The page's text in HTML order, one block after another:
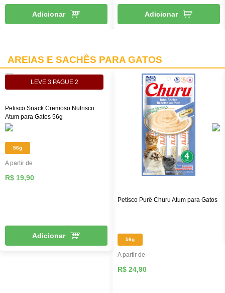
Adicionar Adicionar
AREIAS E SACHÊS PARA GATOS
LEVE 3 PAGUE 2
Petisco Snack Cremoso Nutrisco
Atum para Gatos 56g
56g
A partir de
R$ 19,90
Adicionar
Petisco Purê Churu Atum para Gatos
56g
A partir de
R$ 24,90